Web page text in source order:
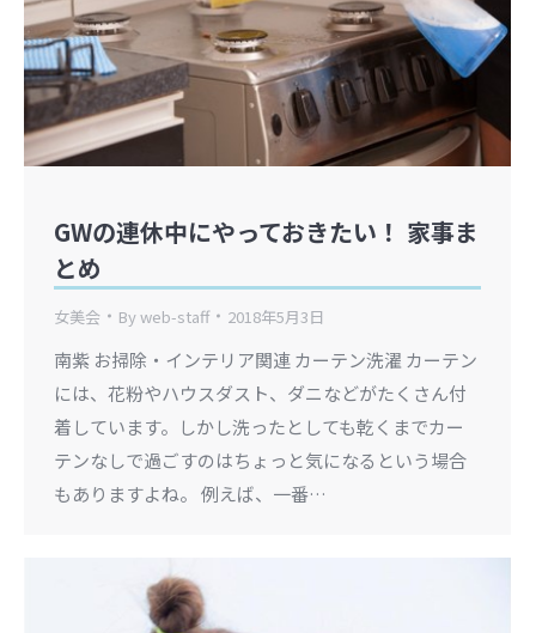
GWの連休中にやっておきたい！ 家事ま
とめ
女美会 Byweb-staff 2018年5月3日
南紫 お掃除・インテリア関連 カーテン洗濯 カーテン
には、花粉やハウスダスト、ダニなどがたくさん付
着しています。しかし洗ったとしても乾くまでカー
テンなしで過ごすのはちょっと気になるという場合
もありますよね。 例えば、一番…